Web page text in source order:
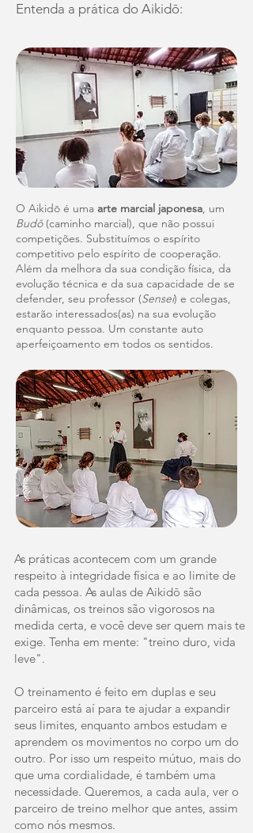
Entenda a prática do Aikidō:
O Aikidō é uma arte marcial japonesa, um
Budō(caminho marcial), que não possui
competições. Substituímos o espírito
competitivo pelo espírito de cooperação.
Além da melhora da sua condição física, da
evolução técnica e da sua capacidade de se
defender, seu professor (Sensei) e colegas,
estarão interessados(as) na sua evolução
enquanto pessoa. Um constante auto
aperfeiçoamento em todos os sentidos.
As práticas acontecem com um grande
respeito à integridade física e ao limite de
cada pessoa. As aulas de Aikidō são
dinâmicas, os treinos são vigorosos na
medida certa, e você deve ser quem mais te
exige. Tenha em mente: "treino duro, vida
leve".
O treinamento é feito em duplas e seu
parceiro está aí para te ajudar a expandir
seus limites, enquanto ambos estudam e
aprendem os movimentos no corpo um do
outro. Por isso um respeito mútuo, mais do
que uma cordialidade, é também uma
necessidade. Queremos, a cada aula, ver o
parceiro de treino melhor que antes, assim
como nós mesmos.